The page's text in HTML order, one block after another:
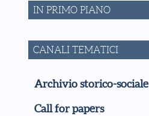
IN PRIMO PIANO
CANALI TEMATICI
Archivio storico-sociale
Call for papers